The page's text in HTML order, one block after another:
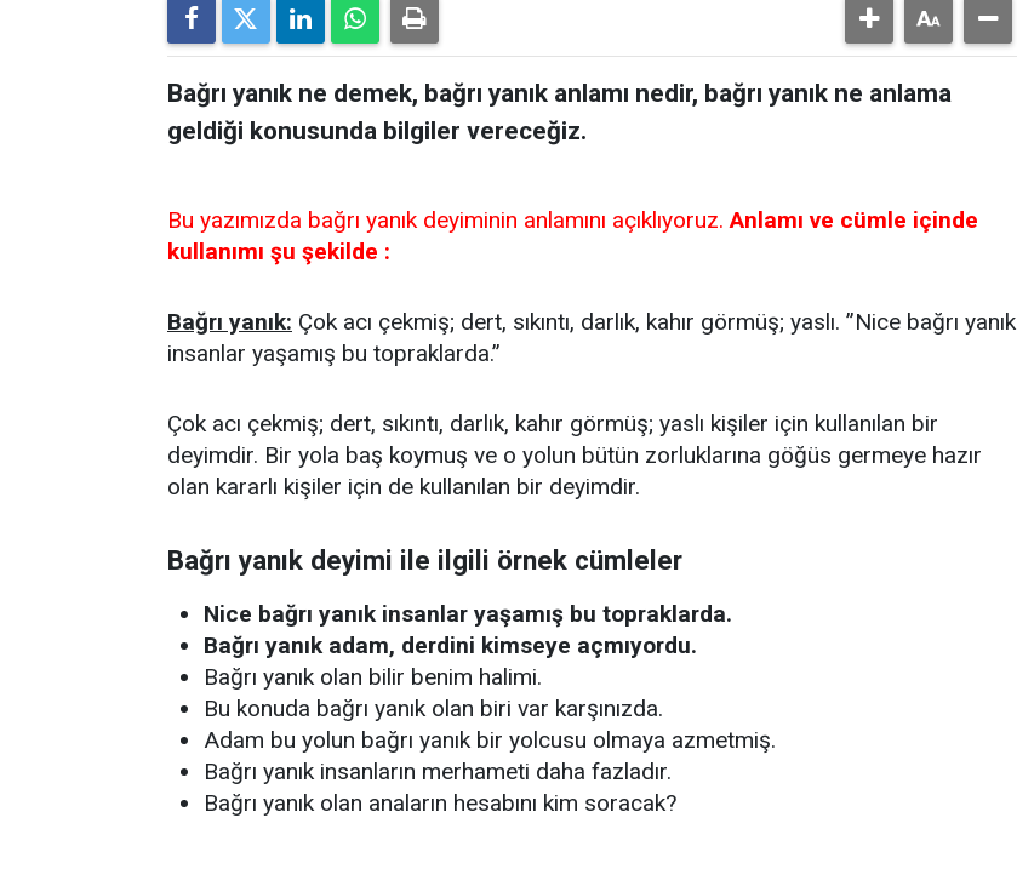
Bağrı yanık ne demek, bağrı yanık anlamı nedir, bağrı yanık ne anlama
geldiği konusunda bilgiler vereceğiz.
Bu yazımızda bağrı yanık deyiminin anlamını açıklıyoruz.Anlamı ve cümle içinde
kullanımı şu şekilde :
Bağrı yanık: Çok acı çekmiş; dert, sıkıntı, darlık, kahır görmüş; yaslı. ”Nice bağrı yanık
insanlar yaşamış bu topraklarda.”
Çok acı çekmiş; dert, sıkıntı, darlık, kahır görmüş; yaslı kişiler için kullanılan bir
deyimdir. Bir yola baş koymuş ve o yolun bütün zorluklarına göğüs germeye hazır
olan kararlı kişiler için de kullanılan bir deyimdir.
Bağrı yanık deyimi ile ilgili örnek cümleler
Nice bağrı yanık insanlar yaşamış bu topraklarda.
Bağrı yanık adam, derdini kimseye açmıyordu.
Bağrı yanık olan bilir benim halimi.
Bu konuda bağrı yanık olan biri var karşınızda.
Adam bu yolun bağrı yanık bir yolcusu olmaya azmetmiş.
Bağrı yanık insanların merhameti daha fazladır.
Bağrı yanık olan anaların hesabını kim soracak?